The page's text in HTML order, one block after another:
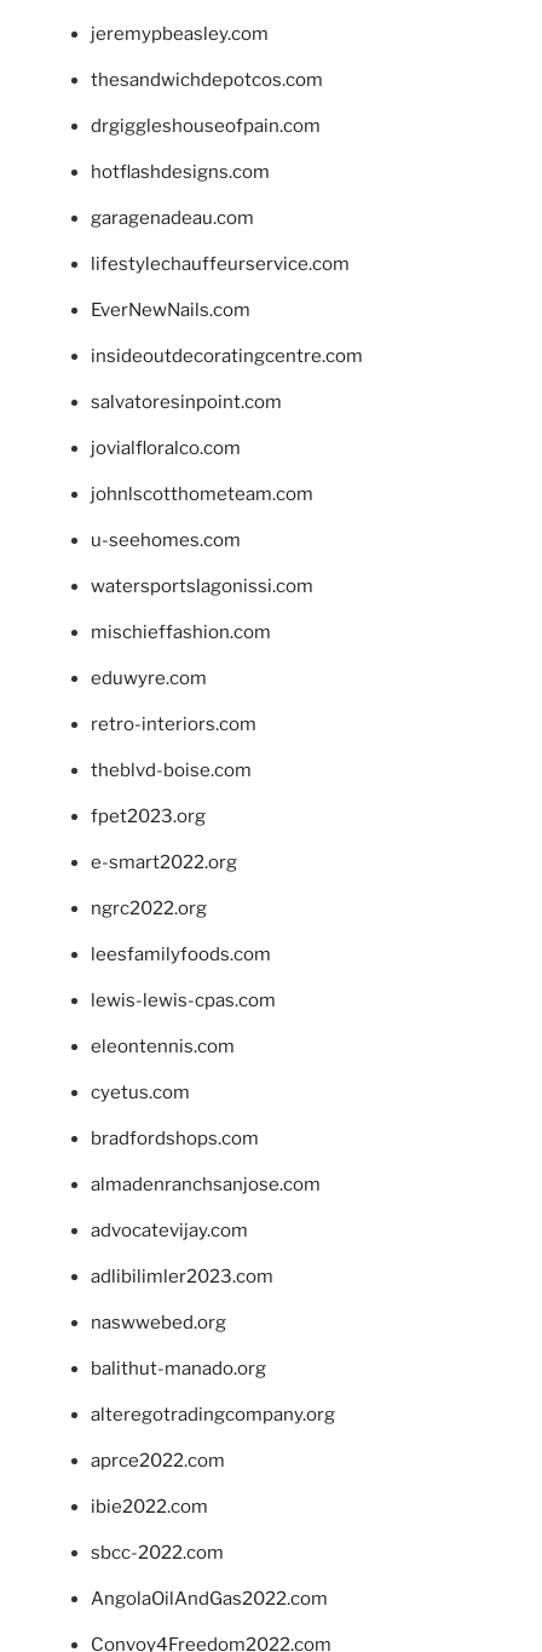
jeremypbeasley.com
thesandwichdepotcos.com
drgiggleshouseofpain.com
hotflashdesigns.com
garagenadeau.com
lifestylechauffeurservice.com
EverNewNails.com
insideoutdecoratingcentre.com
salvatoresinpoint.com
jovialfloralco.com
johnlscotthometeam.com
u-seehomes.com
watersportslagonissi.com
mischieffashion.com
eduwyre.com
retro-interiors.com
theblvd-boise.com
fpet2023.org
e-smart2022.org
ngrc2022.org
leesfamilyfoods.com
lewis-lewis-cpas.com
eleontennis.com
cyetus.com
bradfordshops.com
almadenranchsanjose.com
advocatevijay.com
adlibilimler2023.com
naswwebed.org
balithut-manado.org
alteregotradingcompany.org
aprce2022.com
ibie2022.com
sbcc-2022.com
AngolaOilAndGas2022.com
Convoy4Freedom2022.com